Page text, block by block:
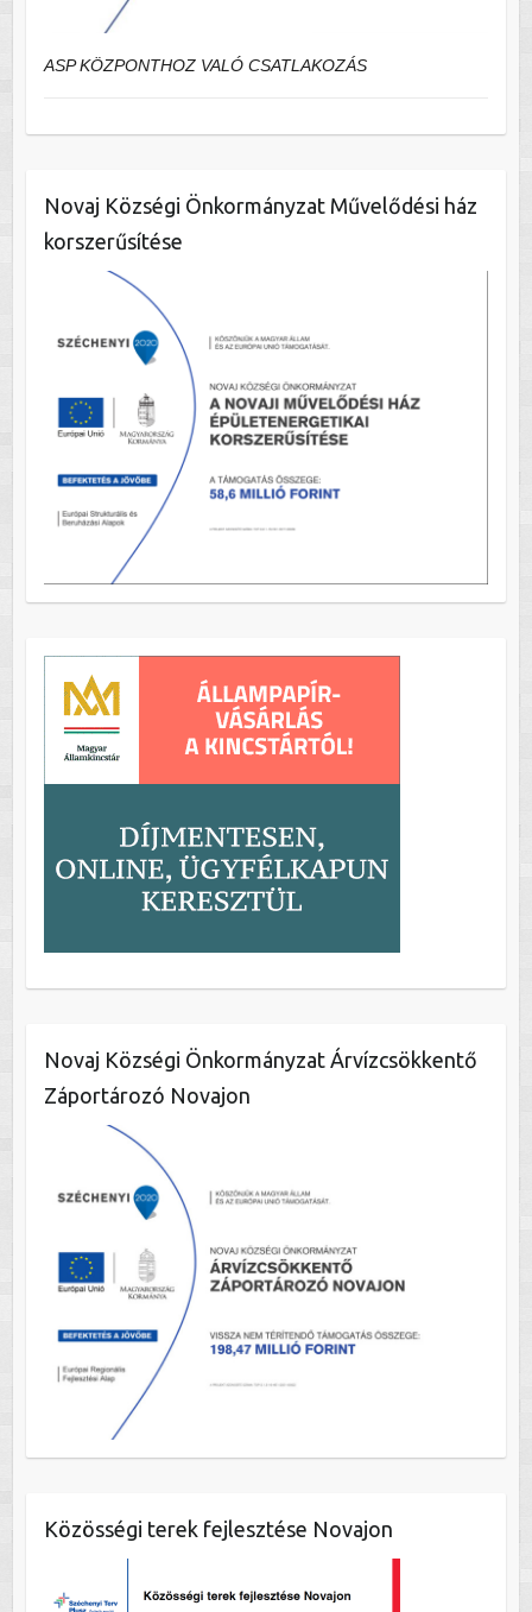
ASP KÖZPONTHOZ VALÓ CSATLAKOZÁS
Novaj Községi Önkormányzat Művelődési ház
korszerűsítése
Novaj Községi Önkormányzat Árvízcsökkentő
Záportározó Novajon
Közösségi terek fejlesztése Novajon